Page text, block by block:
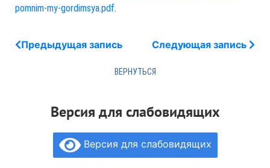
pomnim-my-gordimsya.pdf.
Предыдущая запись Следующая запись
Версия для слабовидящих
Версия для слабовидящих